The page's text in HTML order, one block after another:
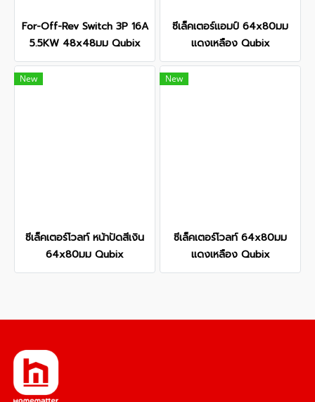
For-Off-Rev Switch 3P 16A
5.5KW 48x48มม Qubix
ซีเล็คเตอร์แอมป์ 64x80มม
แดงเหลือง Qubix
New
ซีเล็คเตอร์โวลท์ หน้าปัดสีเงิน
64x80มม Qubix
New
ซีเล็คเตอร์โวลท์ 64x80มม
แดงเหลือง Qubix